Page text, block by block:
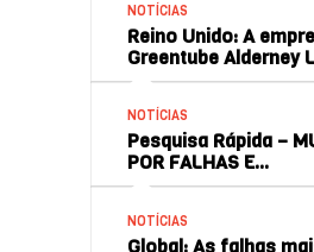
NOTÍCIAS
Reino Unido: A
Greentube Alderney
NOTÍCIAS
Pesquisa Rápida –
POR FALHAS E…
NOTÍCIAS
Global: As falhas